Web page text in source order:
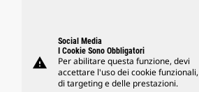
warning
Social Media
I Cookie Sono Obbligatori
Per abilitare questa funzione, devi
accettare l'uso dei cookie funzionali,
di targeting e delle prestazioni.